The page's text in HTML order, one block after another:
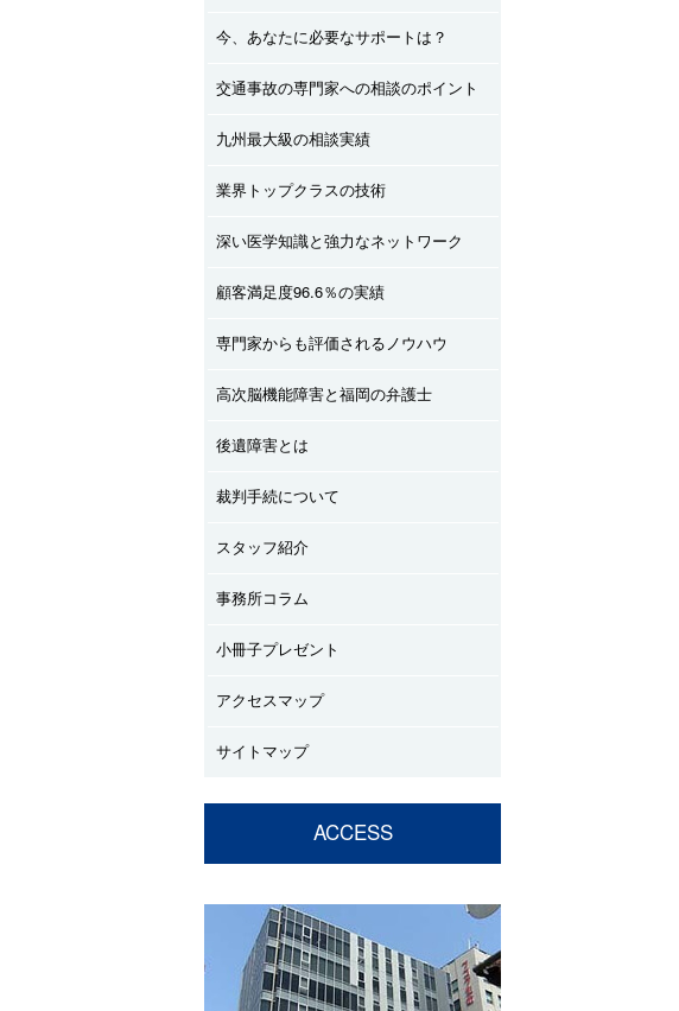
今、あなたに必要なサポートは？
交通事故の専門家への相談のポイント
九州最大級の相談実績
業界トップクラスの技術
深い医学知識と強力なネットワーク
顧客満足度96.6％の実績
専門家からも評価されるノウハウ
高次脳機能障害と福岡の弁護士
後遺障害とは
裁判手続について
スタッフ紹介
事務所コラム
小冊子プレゼント
アクセスマップ
サイトマップ
ACCESS